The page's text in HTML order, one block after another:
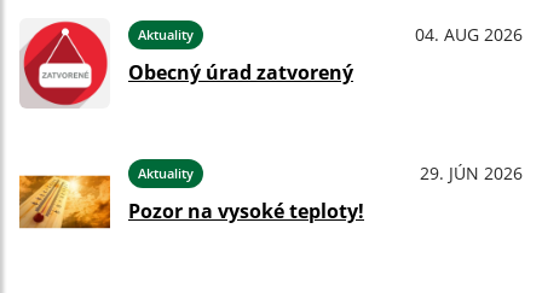
Aktuality 04. AUG 2026
Obecný úrad zatvorený
Aktuality 29. JÚN 2026
Pozor na vysoké teploty!